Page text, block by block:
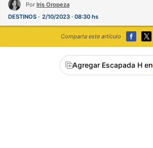
Por Iris Oropeza
DESTINOS
2/10/2023 · 08:30 hs
Comparta este artículo
Agregar Escapada H en